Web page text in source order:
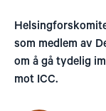
som medlem av
om å gå tydelig
mot ICC.